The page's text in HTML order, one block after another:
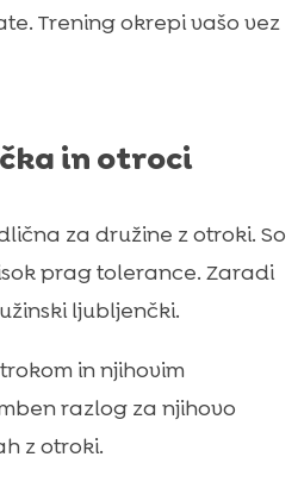
Trening okrepi vašo vez
in otroci
za družine z otroki. So
prag tolerance. Zaradi
ljubljenčki.
in njihovim
razlog za njihovo
z otroki.